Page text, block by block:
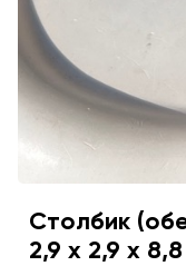
Столбик
2,9 х 2,9 х